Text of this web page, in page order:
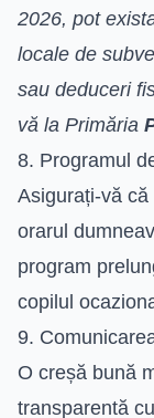
2026, pot
locale de
sau deduceri
vă la Primăria
8. Programul
Asigurați-vă
orarul
program
copilul
9.
O creșă bună
transparentă